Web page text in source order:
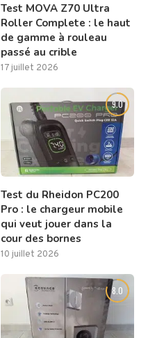
Test MOVA Z70 Ultra
Roller Complete : le haut
de gamme à rouleau
passé au crible
17 juillet 2026
9.0
Test du Rheidon PC200
Pro : le chargeur mobile
qui veut jouer dans la
cour des bornes
10 juillet 2026
8.0